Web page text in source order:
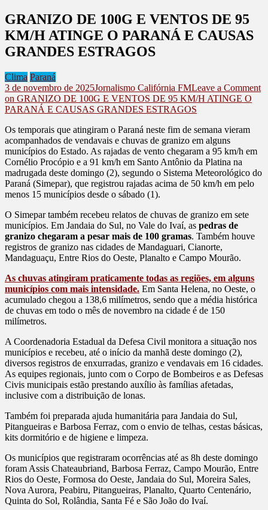
GRANIZO DE 100G E VENTOS DE 95
KM/H ATINGE O PARANÁ E CAUSAS
GRANDES ESTRAGOS
Clima Paraná
3 de novembro de 2025Jornalismo Califórnia FMLeave a Comment
on GRANIZO DE 100G E VENTOS DE 95 KM/H ATINGE O
PARANÁ E CAUSAS GRANDES ESTRAGOS
Os temporais que atingiram o Paraná neste fim de semana vieram
acompanhados de vendavais e chuvas de granizo em alguns
municípios do Estado. As rajadas de vento chegaram a 95 km/h em
Cornélio Procópio e a 91 km/h em Santo Antônio da Platina na
madrugada deste domingo (2), segundo o Sistema Meteorológico do
Paraná (Simepar), que registrou rajadas acima de 50 km/h em pelo
menos 15 municípios desde o sábado (1).
O Simepar também recebeu relatos de chuvas de granizo em sete
municípios. Em Jandaia do Sul, no Vale do Ivaí, as pedras de
granizo chegaram a pesar mais de 100 gramas. Também houve
registros de granizo nas cidades de Mandaguari, Cianorte,
Mandaguaçu, Entre Rios do Oeste, Planalto e Campo Mourão.
As chuvas atingiram praticamente todas as regiões, em alguns
municípios com mais intensidade. Em Santa Helena, no Oeste, o
acumulado chegou a 138,6 milímetros, sendo que a média histórica
de chuvas em todo o mês de novembro na cidade é de 150
milímetros.
A Coordenadoria Estadual da Defesa Civil monitora a situação nos
municípios e recebeu, até o início da manhã deste domingo (2),
diversos registros de enxurradas, granizo e vendavais em 16 cidades.
As equipes regionais, junto com o Corpo de Bombeiros e as Defesas
Civis municipais estão prestando auxílio às famílias afetadas,
inclusive com a distribuição de lonas.
Também foi preparada ajuda humanitária para Jandaia do Sul,
Pitangueiras e Barbosa Ferraz, com o envio de telhas, cestas básicas,
kits dormitório e de higiene e limpeza.
Os municípios que registraram ocorrências até as 8h deste domingo
foram Assis Chateaubriand, Barbosa Ferraz, Campo Mourão, Entre
Rios do Oeste, Formosa do Oeste, Jandaia do Sul, Moreira Sales,
Nova Aurora, Peabiru, Pitangueiras, Planalto, Quarto Centenário,
Quinta do Sol, Rolândia, Santa Fé e São João do Ivaí.